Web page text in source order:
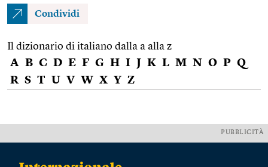
Condividi
Il dizionario di italiano dalla a alla z
A B C D E F G H I J K L M N O P Q
R S T U V W X Y Z
PUBBLICITÀ